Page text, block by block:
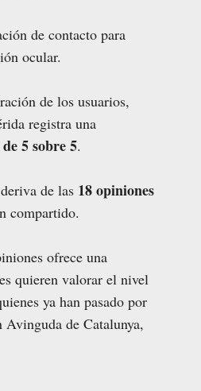
de contacto para
ocular.
de los usuarios,
registra una
5 sobre 5.
de las 18 opiniones
compartido.
ofrece una
quieren valorar el nivel
ya han pasado por
Avinguda de Catalunya,